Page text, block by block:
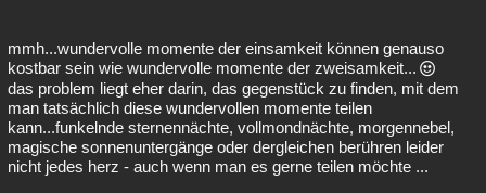
mmh...wundervolle momente der einsamkeit können genauso
kostbar sein wie wundervolle momente der zweisamkeit...
das problem liegt eher darin, das gegenstück zu finden, mit dem
man tatsächlich diese wundervollen momente teilen
kann...funkelnde sternennächte, vollmondnächte, morgennebel,
magische sonnenuntergänge oder dergleichen berühren leider
nicht jedes herz - auch wenn man es gerne teilen möchte ...